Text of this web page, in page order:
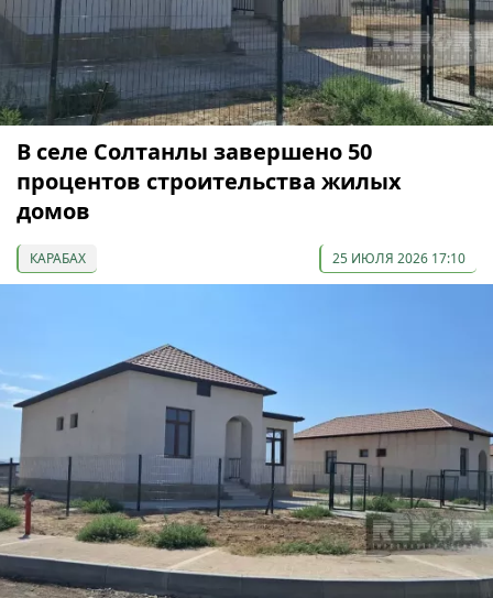
В селе Солтанлы завершено 50
процентов строительства жилых
домов
КАРАБАХ 25 ИЮЛЯ 2026 17:10